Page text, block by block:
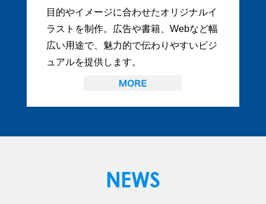
目的やイメージに合わせたオリジナルイ
ラストを制作。広告や書籍、Webなど幅
広い用途で、魅力的で伝わりやすいビジ
ュアルを提供します。